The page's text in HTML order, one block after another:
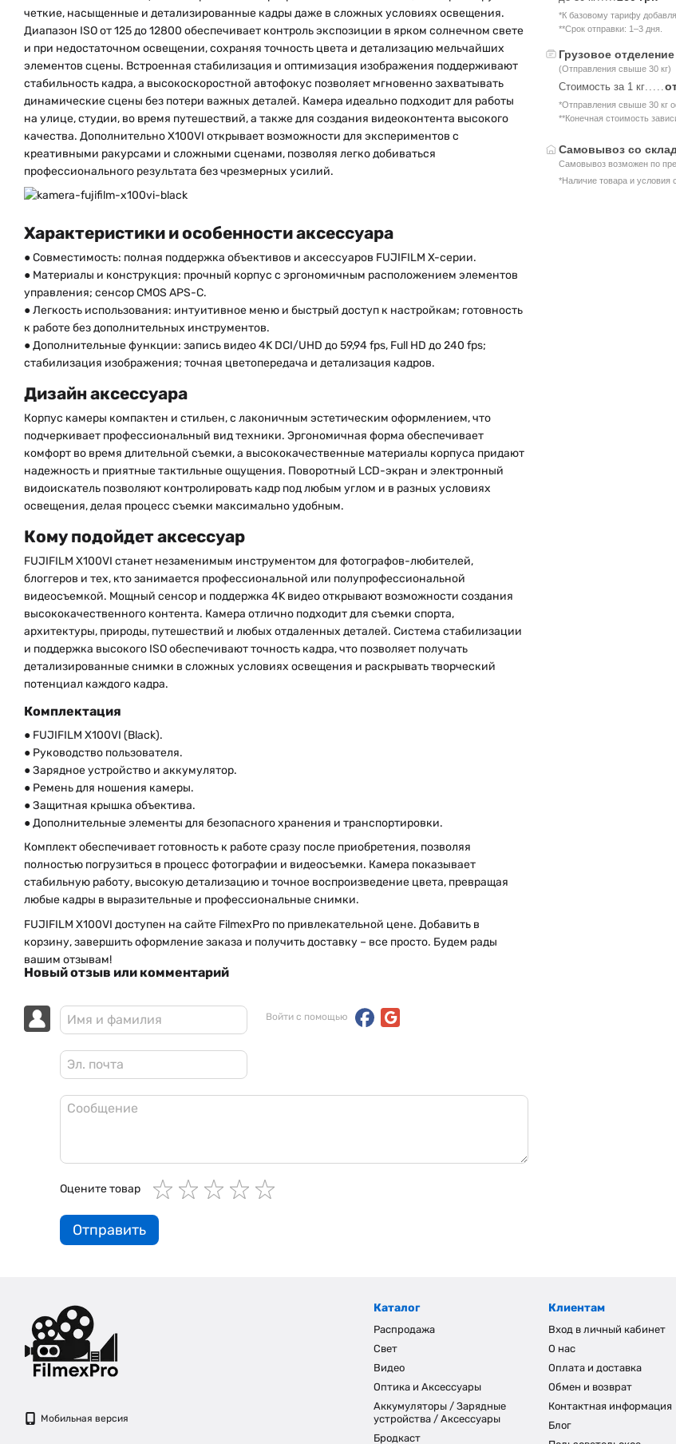
четкие, насыщенные и детализированные кадры даже в сложных условиях освещения.
Диапазон ISO от 125 до 12800 обеспечивает контроль экспозиции в ярком солнечном свете
и при недостаточном освещении, сохраняя точность цвета и детализацию мельчайших
элементов сцены. Встроенная стабилизация и оптимизация изображения поддерживают
стабильность кадра, а высокоскоростной автофокус позволяет мгновенно захватывать
динамические сцены без потери важных деталей. Камера идеально подходит для работы
на улице, студии, во время путешествий, а также для создания видеоконтента высокого
качества. Дополнительно X100VI открывает возможности для экспериментов с
креативными ракурсами и сложными сценами, позволяя легко добиваться
профессионального результата без чрезмерных усилий.
Характеристики и особенности аксессуара
● Совместимость: полная поддержка объективов и аксессуаров FUJIFILM X-серии.
● Материалы и конструкция: прочный корпус с эргономичным расположением элементов
управления; сенсор CMOS APS-C.
● Легкость использования: интуитивное меню и быстрый доступ к настройкам; готовность
к работе без дополнительных инструментов.
● Дополнительные функции: запись видео 4K DCI/UHD до 59,94 fps, Full HD до 240 fps;
стабилизация изображения; точная цветопередача и детализация кадров.
Дизайн аксессуара
Корпус камеры компактен и стильен, с лаконичным эстетическим оформлением, что
подчеркивает профессиональный вид техники. Эргономичная форма обеспечивает
комфорт во время длительной съемки, а высококачественные материалы корпуса придают
надежность и приятные тактильные ощущения. Поворотный LCD-экран и электронный
видоискатель позволяют контролировать кадр под любым углом и в разных условиях
освещения, делая процесс съемки максимально удобным.
Кому подойдет аксессуар
FUJIFILM X100VI станет незаменимым инструментом для фотографов-любителей,
блоггеров и тех, кто занимается профессиональной или полупрофессиональной
видеосъемкой. Мощный сенсор и поддержка 4K видео открывают возможности создания
высококачественного контента. Камера отлично подходит для съемки спорта,
архитектуры, природы, путешествий и любых отдаленных деталей. Система стабилизации
и поддержка высокого ISO обеспечивают точность кадра, что позволяет получать
детализированные снимки в сложных условиях освещения и раскрывать творческий
потенциал каждого кадра.
Комплектация
● FUJIFILM X100VI (Black).
● Руководство пользователя.
● Зарядное устройство и аккумулятор.
● Ремень для ношения камеры.
● Защитная крышка объектива.
● Дополнительные элементы для безопасного хранения и транспортировки.
Комплект обеспечивает готовность к работе сразу после приобретения, позволяя
полностью погрузиться в процесс фотографии и видеосъемки. Камера показывает
стабильную работу, высокую детализацию и точное воспроизведение цвета, превращая
любые кадры в выразительные и профессиональные снимки.
FUJIFILM X100VI доступен на сайте FilmexPro по привлекательной цене. Добавить в
корзину, завершить оформление заказа и получить доставку – все просто. Будем рады
вашим отзывам!
Новый отзыв или комментарий
Войти с помощью
Оцените товар
Отправить
*К базовому тарифу
**Срок отправки: 1–3 дня.
Грузовое отделение
(Отправления свыше 30 кг)
Стоимость за 1 кг.....
*Отправления свыше 30 кг
**Конечная стоимость
Самовывоз со
Самовывоз возможен по
*Наличие товара и условия
Мобильная версия
Каталог
Распродажа
Свет
Видео
Оптика и Аксессуары
Аккумуляторы / Зарядные
устройства / Аксессуары
Бродкаст
Клиентам
Вход в личный кабинет
О нас
Оплата и доставка
Обмен и возврат
Контактная информация
Блог